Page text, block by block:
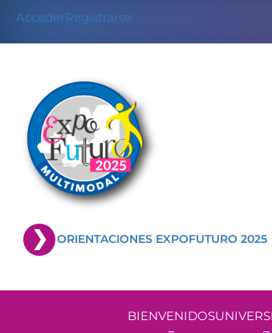
AccederRegistrarse
ORIENTACIONES EXPOFUTURO 2025
BIENVENIDOS